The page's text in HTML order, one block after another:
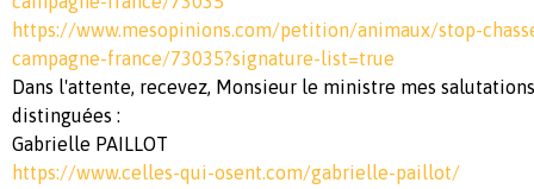
https://www.mesopinions.com/petition/animaux/stop-
campagne-france/73035?signature-list=true
Dans l'attente, recevez, Monsieur le ministre mes
distinguées :
Gabrielle PAILLOT
https://www.celles-qui-osent.com/gabrielle-paillot/